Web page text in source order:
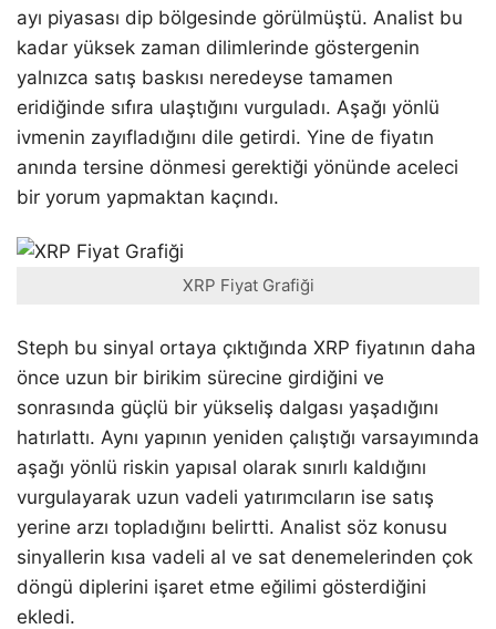
ayı piyasası dip bölgesinde görülmüştü. Analist bu
kadar yüksek zaman dilimlerinde göstergenin
yalnızca satış baskısı neredeyse tamamen
eridiğinde sıfıra ulaştığını vurguladı. Aşağı yönlü
ivmenin zayıfladığını dile getirdi. Yine de fiyatın
anında tersine dönmesi gerektiği yönünde aceleci
bir yorum yapmaktan kaçındı.
XRP Fiyat Grafiği
Steph bu sinyal ortaya çıktığında XRP fiyatının daha
önce uzun bir birikim sürecine girdiğini ve
sonrasında güçlü bir yükseliş dalgası yaşadığını
hatırlattı. Aynı yapının yeniden çalıştığı varsayımında
aşağı yönlü riskin yapısal olarak sınırlı kaldığını
vurgulayarak uzun vadeli yatırımcıların ise satış
yerine arzı topladığını belirtti. Analist söz konusu
sinyallerin kısa vadeli al ve sat denemelerinden çok
döngü diplerini işaret etme eğilimi gösterdiğini
ekledi.